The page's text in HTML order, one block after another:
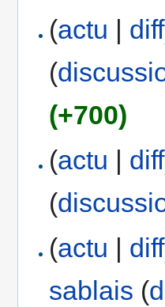
(actu | diff
(
(+700)
(actu | diff
(
(actu diff
sablais (